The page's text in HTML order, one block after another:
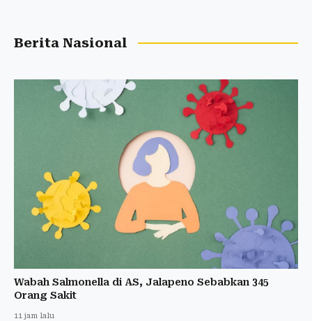
Berita Nasional
Wabah Salmonella di AS, Jalapeno Sebabkan 345
Orang Sakit
11 jam lalu